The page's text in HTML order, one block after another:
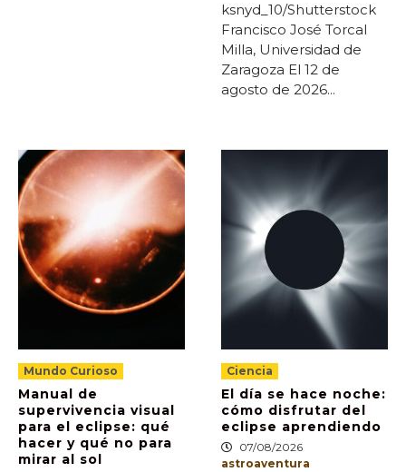
ksnyd_10/Shutterstock
Francisco José Torcal
Milla, Universidad de
Zaragoza El 12 de
agosto de 2026...
Mundo Curioso
Manual de
supervivencia visual
para el eclipse: qué
hacer y qué no para
mirar al sol
Ciencia
El día se hace noche:
cómo disfrutar del
eclipse aprendiendo
07/08/2026
astroaventura